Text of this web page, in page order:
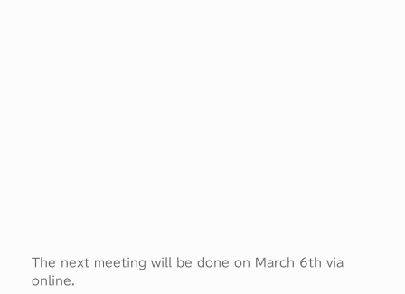
The next meeting will be done on March 6th via
online.